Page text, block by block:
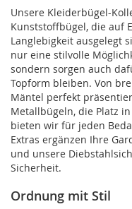
Unsere Kleiderbügel-
Kunststoffbügel, die auf
Langlebigkeit ausgelegt
nur eine stilvolle
sondern sorgen auch
Topform bleiben. Von
Mäntel perfekt
Metallbügeln, die Platz
bieten wir für jeden
Extras ergänzen Ihre
und unsere
Sicherheit.
Ordnung mit Stil